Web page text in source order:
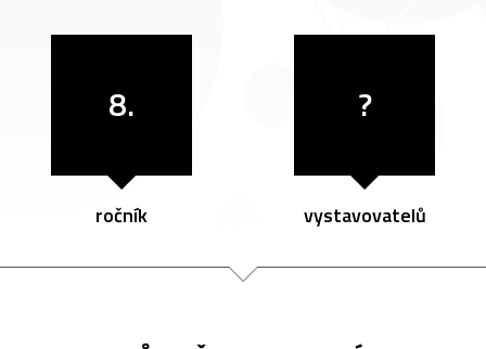
8.
ročník
?
vystavovatelů